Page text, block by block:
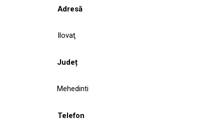
Adresă
Ilovaţ
Județ
Mehedinti
Telefon